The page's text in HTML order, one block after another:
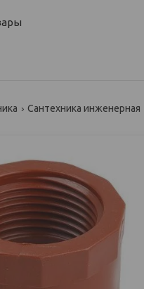
Сантехника инженерная